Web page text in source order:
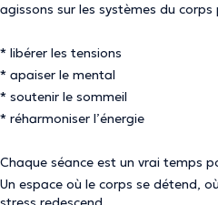
agissons sur les systèmes du corps
* libérer les tensions
* apaiser le mental
* soutenir le sommeil
* réharmoniser l’énergie
Chaque séance est un vrai temps
Un espace où le corps se détend,